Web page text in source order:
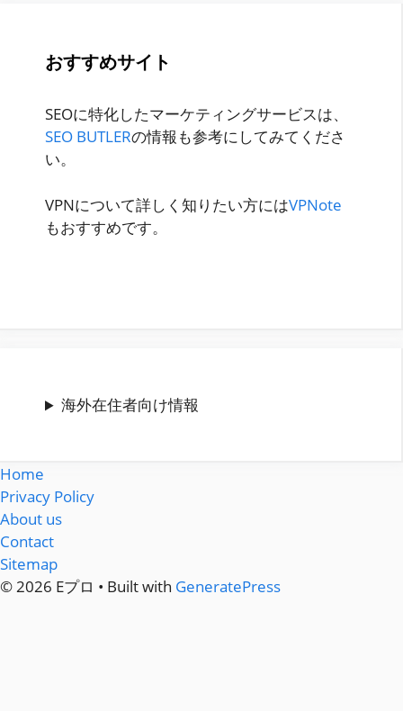
おすすめサイト
SEOに特化したマーケティングサービスは、
SEO BUTLERの情報も参考にしてみてくださ
い。
VPNについて詳しく知りたい方にはVPNote
もおすすめです。
海外在住者向け情報
Home
Privacy Policy
About us
Contact
Sitemap
© 2026 Eプロ • Built with GeneratePress